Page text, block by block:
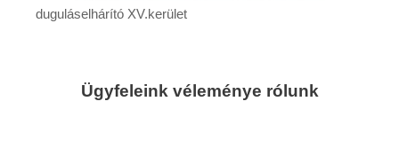
duguláselhárító XV.kerület
Ügyfeleink véleménye rólunk